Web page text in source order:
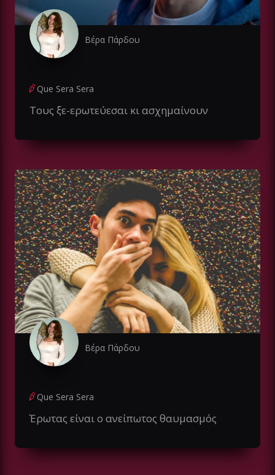
Βέρα Πάρδου
Que Sera Sera
Τους ξε-ερωτεύεσαι κι ασχημαίνουν
Βέρα Πάρδου
Que Sera Sera
Έρωτας είναι ο ανείπωτος θαυμασμός